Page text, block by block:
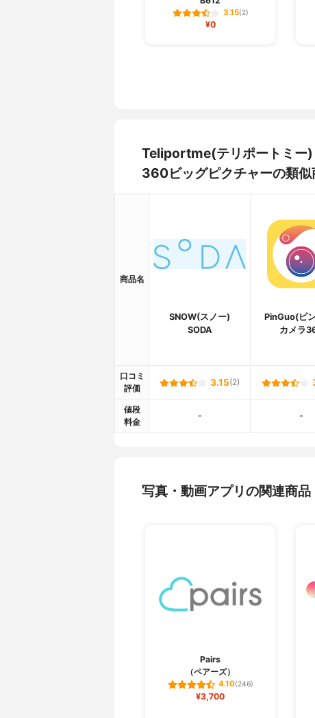
3.15(2)
¥0
Teliportme(テリポートミー)
360ビッグピクチャーの類
商品名
SNOW(スノー)
SODA
PinGuo(ピ
カメラ
口コミ
評価
3.15(2)
値段
料金
- -
写真・動画アプリの関連商品
Pairs
（ペアーズ）
4.10(246)
¥3,700